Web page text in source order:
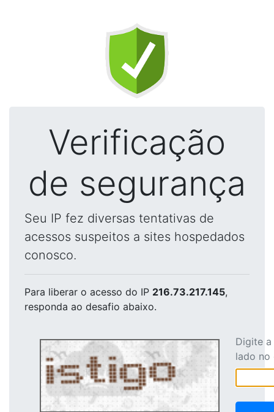
Verificação
de segurança
Seu IP fez diversas tentativas de
acessos suspeitos a sites hospedados
conosco.
Para liberar o acesso do IP 216.73.217.145,
responda ao desafio abaixo.
Digite
lado no